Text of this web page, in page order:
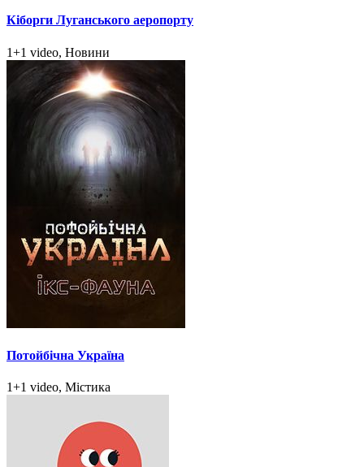
Кіборги Луганського аеропорту
1+1 video, Новини
Потойбічна Україна
1+1 video, Містика